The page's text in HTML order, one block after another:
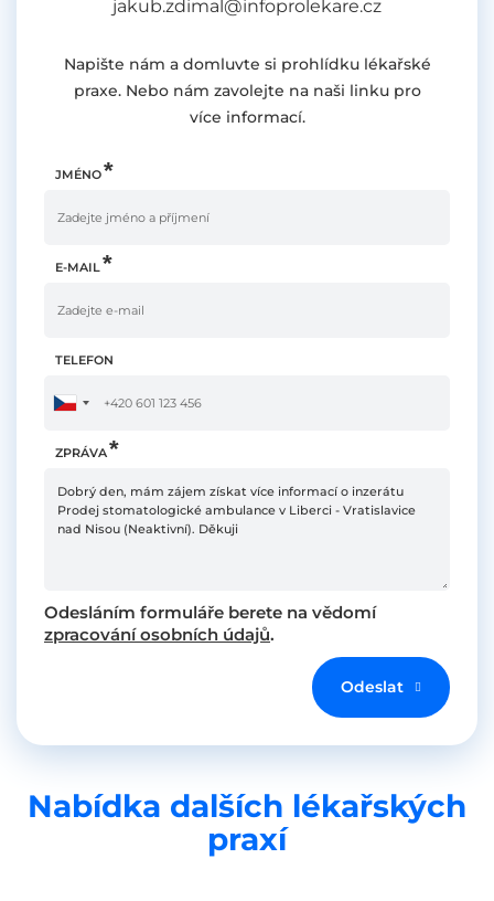
JMÉNO
E-MAIL
TELEFON
ZPRÁVA
Odesláním formuláře berete na vědomí
zpracování osobních údajů.
Odeslat
jakub.zdimal@infoprolekare.cz
Napište nám a domluvte si prohlídku lékařské
praxe. Nebo nám zavolejte na naši linku pro
více informací.
Nabídka dalších lékařských
praxí